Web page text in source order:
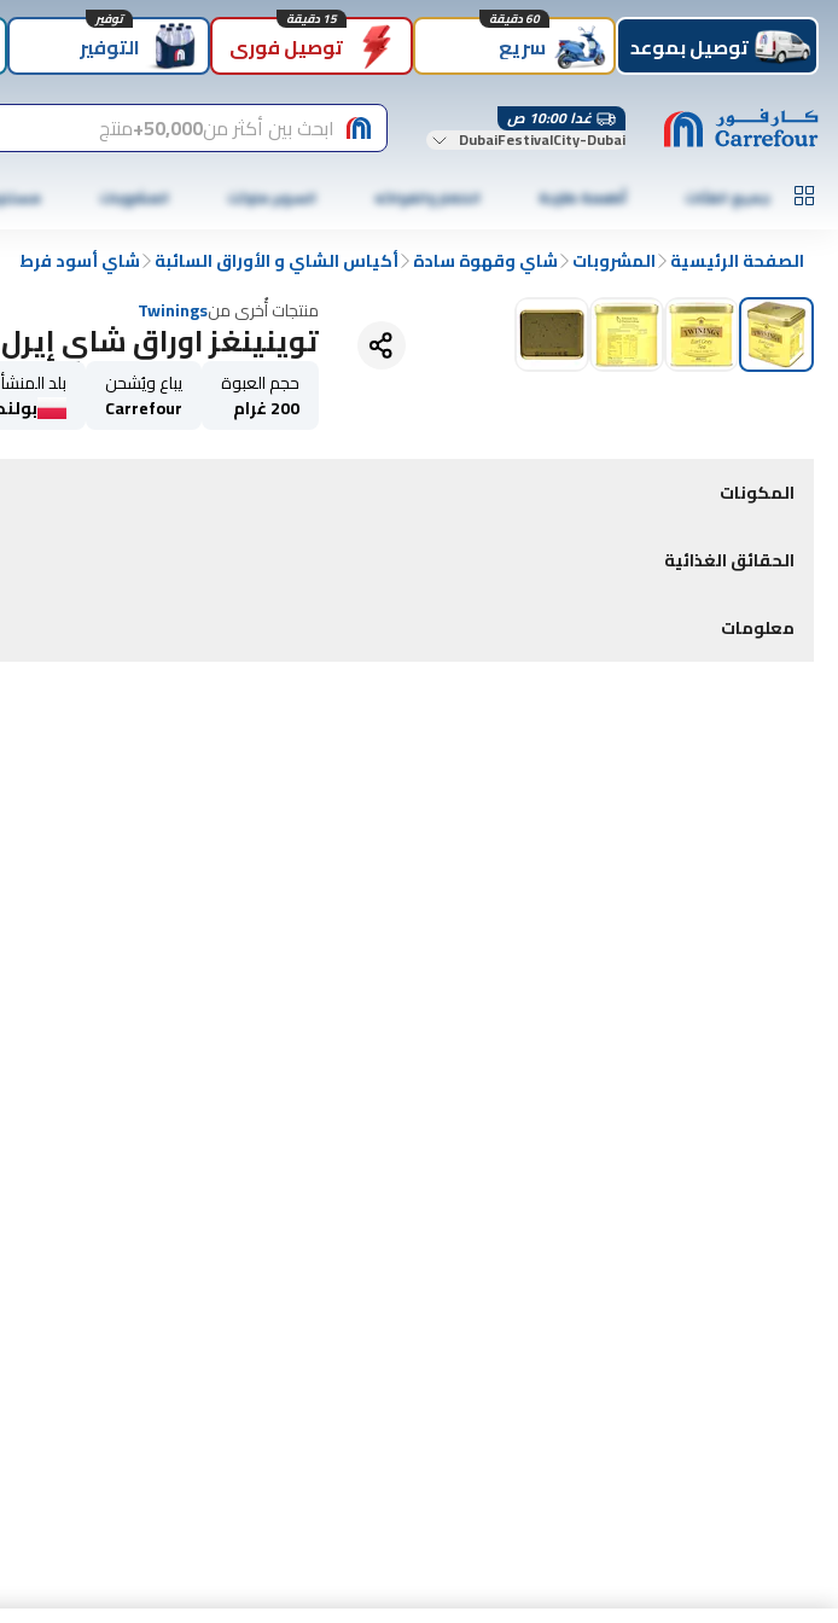
توصيل بموعد سريع
60 دقيقة
توصيل فوري
15 دقيقة
التوفير
توفير
غدا 10:00 ص
DubaiFestivalCity-Dubai ابحث بين أكثر من50,000+ منتج
جميع الفئات أطعمة طازجة الخضار والفواكه السوبر ماركت المشروبات
الصفحة الرئيسية المشروبات شاي وقهوة سادة أكياس الشاي و الأوراق السائبة شاي أسود فرط
منتجات أُخرى منTwinings
توينينغز اوراق شاي إيرل غراي،
حجم العبوة
200 غرام
يباع ويُشحن
Carrefour
بلد المنشأ
المكونات
الحقائق الغذائية
معلومات